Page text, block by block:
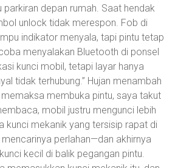
parkiran depan rumah. Saat hendak
unlock tidak merespon. Fob di
indikator menyala, tapi pintu tetap
menyalakan Bluetooth di ponsel
kunci mobil, tetapi layar hanya
tidak terhubung.” Hujan menambah
membuka pintu, saya takut
mobil justru mengunci lebih
kunci mekanik yang tersisip rapat di
perlahan—dan akhirnya
kecil di balik pegangan pintu.